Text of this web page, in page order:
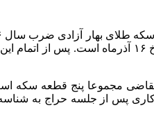
آزادی ضرب سال ۱۳۸۶ بانک مرکزی، بدون بسته بندی عرضه می‌شود. بازه واریز وجه برای شرکت در
و خرید برای هر متقاضی مجموعا پنج
و بازه ثبت سفارش نیز از ساعت ۱۲ الی ۱۴ خواهد بود. وجوه باقی مانده در کیف پول